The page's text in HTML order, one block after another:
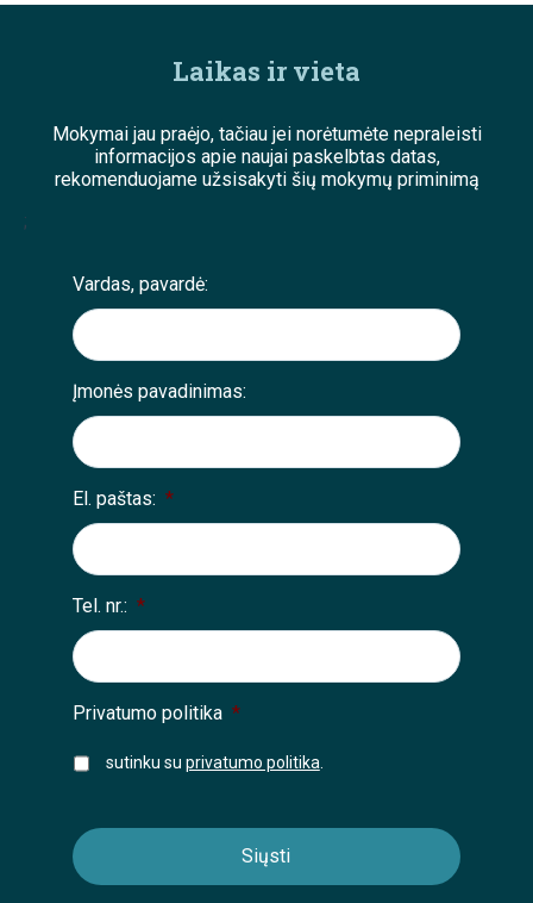
Laikas ir vieta
Mokymai jau praėjo, tačiau jei norėtumėte nepraleisti
informacijos apie naujai paskelbtas datas,
rekomenduojame užsisakyti šių mokymų priminimą
;
Vardas, pavardė:
Įmonės pavadinimas:
El. paštas: *
Tel. nr.: *
Privatumo politika *
sutinku su privatumo politika